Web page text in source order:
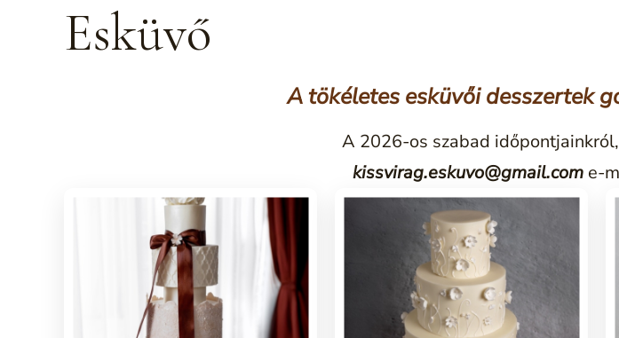
Esküvő
A tökéletes esküvői desszertek
A 2026-os szabad
kissvirag.eskuvo@gmail.com e-